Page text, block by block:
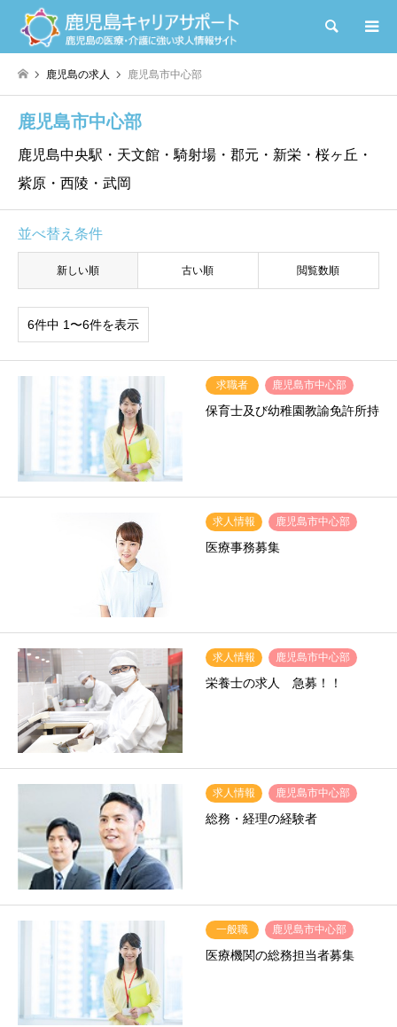
検索
鹿児島の求人 鹿児島市中心部
鹿児島市中心部
鹿児島中央駅・天文館・騎射場・郡元・新栄・桜ヶ丘・
紫原・西陵・武岡
並べ替え条件
新しい順 古い順 閲覧数順
6件中 1〜6件を表示
求職者 鹿児島市中心部
保育士及び幼稚園教諭免許所持
求人情報 鹿児島市中心部
医療事務募集
求人情報 鹿児島市中心部
栄養士の求人 急募！！
求人情報 鹿児島市中心部
総務・経理の経験者
一般職 鹿児島市中心部
医療機関の総務担当者募集